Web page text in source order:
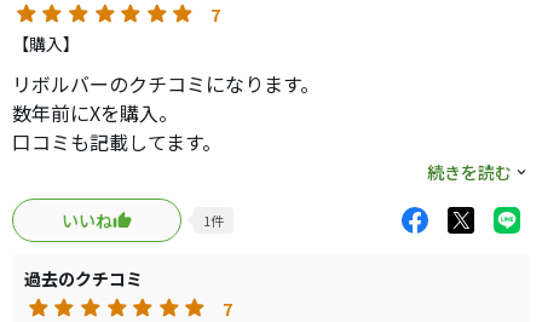
7
【購入】
リボルバーのクチコミになります。
数年前にXを購入。
口コミも記載してます。
久しぶりに打ったこのシャフトですが、やはりいいです。
大阪の本店で試打させて頂き、即決です。
相変わらず柔らかいのに戻りがいいのか、少し打って慣れ
てしまえばほんとにいいシャフト。
続きを読む
いいね
1件
過去のクチコミ
7